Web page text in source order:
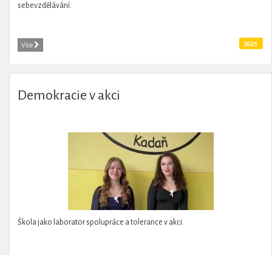
sebevzdělávání.
Více 2025
Demokracie v akci
Škola jako laborator spolupráce a tolerance v akci.